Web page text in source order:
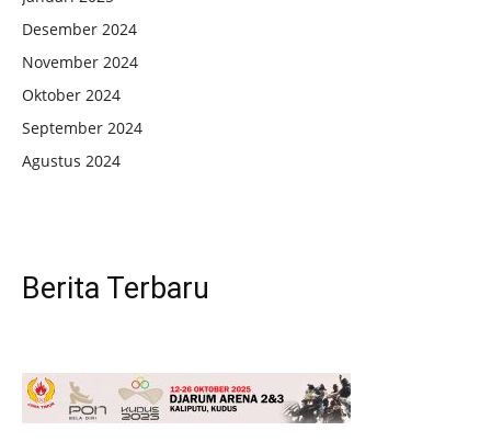
Desember 2024
November 2024
Oktober 2024
September 2024
Agustus 2024
Berita Terbaru